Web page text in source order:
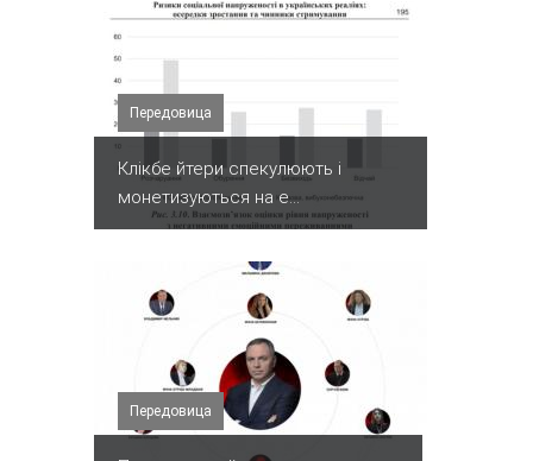
Передовица
Клікбе йтери спекулюють і
монетизуються на е...
Передовица